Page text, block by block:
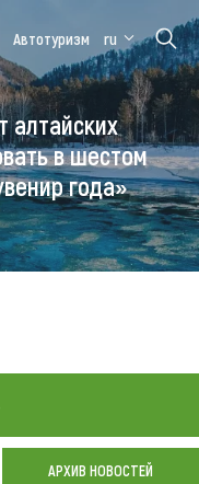
Алтайская
зимовка
Автотуризм ru
алтайских
в шестом
года»
АРХИВ НОВОСТЕЙ